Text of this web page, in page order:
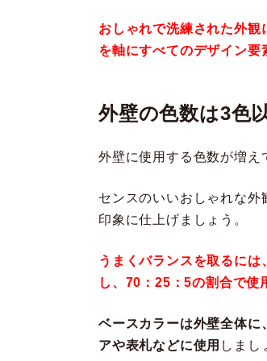
おしゃれで洗練された外
を軸にすべてのデザイン要
外壁の色数は3色
外壁に使用する色数が増え
センスのいいおしゃれな外
印象に仕上げましょう。
うまくバランスを取るに
し、70：25：5の割合で使
ベースカラーは外壁全体に
アや表札などに使用 しまし